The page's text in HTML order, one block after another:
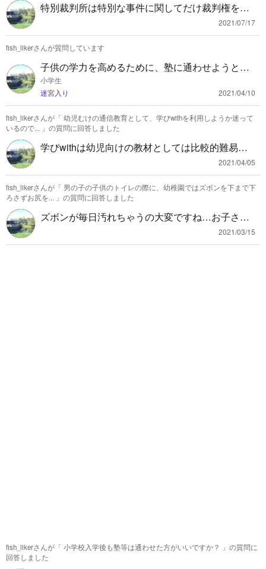
特別裁判所は特別な事件に関してだけ裁判権を有
する裁判所で、「法の下の平等に反し，法の解釈
の統一を妨げる」ことが理由で設置が禁止されて
います。 つまり、裁判を公平に実施するためで
す。 下級裁判所で不服があるなら最高裁判所で争
える、それはこれらが同じ組織系列であるからで
す。
2021/07/17
fish_likerさんが質問しています
子供の学力を高めるために、塾に通わせようと思
っています 仙台にある塾の中で、特におすすめな
ところはどこでしょうか？
小学生
迷宮入り
2021/04/10
fish_likerさんが「 幼児むけの通信教育として、学びwithを利用しようか迷って
いるので... 」の質問に回答しました
学びwithは幼児向けの教材としては比較的難易度
が高めです。デメリットとも言えますが、勉強が
得意な子や勉強を得意にしたい家庭には適してい
るでしょう。 先取り学習ができるので、小学校の
準備には向いていますが、3年生位からの利用であ
れば進研ゼミとかスマイルとかの方がいいかもし
わるらしいので、どうなるか楽しみではあります
2021/04/05
fish_likerさんが「 男の子の子供のトイレの際に、幼稚園ではズボンを下まで下
ろさずお尻を... 」の質問に回答しました
ズボンが毎日汚れちゃうの大変ですね…お子さん
もかわいそうです。 子供が幼稚園のころはお友達
みんなおろしてましたよ。クレームを入れてみて
2021/03/15
fish_likerさんが「 小学校入学後も塾等は通わせた方がいいですか？
」の質問に
回答しました